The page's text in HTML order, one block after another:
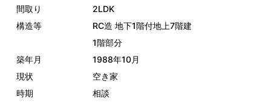
間取り 2LDK
構造等 RC造 地下1階付地上7階建
1階部分
築年月 1988年10月
現状 空き家
時期 相談